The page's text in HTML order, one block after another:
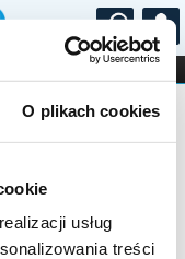
O plikach cookies
usług
treści
...
STAND-UP
wydarzenie